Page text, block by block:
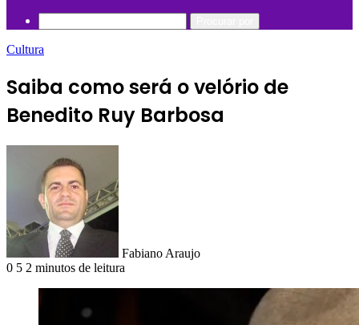
Cultura
Saiba como será o velório de
Benedito Ruy Barbosa
Fabiano Araujo
0 5 2 minutos de leitura